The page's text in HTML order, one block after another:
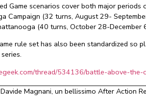
Game scenarios cover both major periods
Campaign (32 turns, August 29-
(40 turns, October 28-December
rule set has also been standardized so
thread/534136/battle-above-
Magnani, un bellissimo After Action